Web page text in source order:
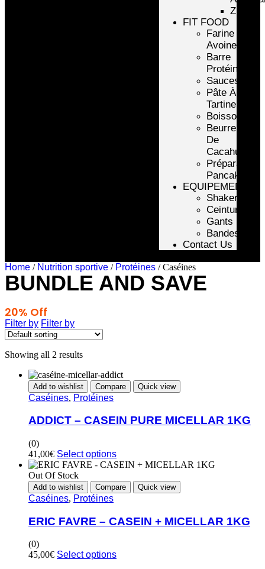
ZMA
FIT FOOD
Farine
Avoine/Riz
Barre
Protéinée
Sauces
Pâte À
Tartiner
Boissons
Beurre
De
Cacahuète
Préparation
Pancake
EQUIPEMENTS
Shakers
Ceintures
Gants
Bandes
Contact Us
Home / Nutrition sportive / Protéines / Caséines
BUNDLE AND SAVE
20% Off
Filter by Filter by
Showing all 2 results
Add to wishlist Compare Quick view
Caséines, Protéines
ADDICT – CASEIN PURE MICELLAR 1KG
(0)
41,00€ Select options
Out Of Stock
Add to wishlist Compare Quick view
Caséines, Protéines
ERIC FAVRE – CASEIN + MICELLAR 1KG
(0)
45,00€ Select options